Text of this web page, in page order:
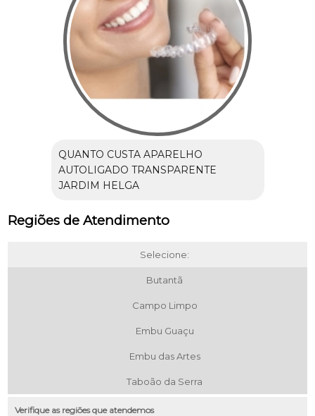
QUANTO CUSTA APARELHO
AUTOLIGADO TRANSPARENTE
JARDIM HELGA
Regiões de Atendimento
Selecione:
Butantã
Campo Limpo
Embu Guaçu
Embu das Artes
Taboão da Serra
Verifique as regiões que atendemos